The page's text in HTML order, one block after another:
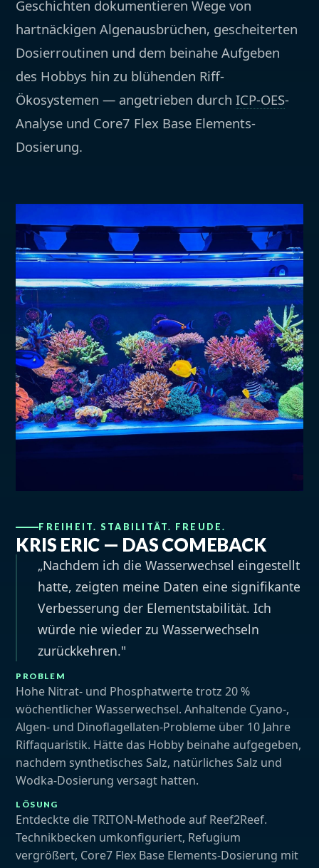
Geschichten dokumentieren Wege von
hartnäckigen Algenausbrüchen, gescheiterten
Dosierroutinen und dem beinahe Aufgeben
des Hobbys hin zu blühenden Riff-
Ökosystemen — angetrieben durchICP-OES-
Analyse und Core7 Flex Base Elements-
Dosierung.
FREIHEIT. STABILITÄT. FREUDE.
KRIS ERIC — DAS COMEBACK
„Nachdem ich die Wasserwechsel eingestellt
hatte, zeigten meine Daten eine signifikante
Verbesserung der Elementstabilität. Ich
würde nie wieder zu Wasserwechseln
zurückkehren."
PROBLEM
Hohe Nitrat- und Phosphatwerte trotz 20 %
wöchentlicher Wasserwechsel. Anhaltende Cyano-,
Algen- und Dinoflagellaten-Probleme über 10 Jahre
Riffaquaristik. Hätte das Hobby beinahe aufgegeben,
nachdem synthetisches Salz, natürliches Salz und
Wodka-Dosierung versagt hatten.
LÖSUNG
Entdeckte die TRITON-Methode auf Reef2Reef.
Technikbecken umkonfiguriert, Refugium
vergrößert, Core7 Flex Base Elements-Dosierung mit